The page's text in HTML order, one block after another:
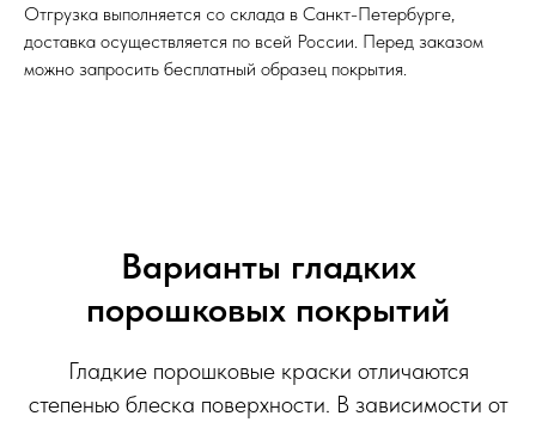
Отгрузка выполняется со склада в Санкт-Петербурге,
доставка осуществляется по всей России. Перед заказом
можно запросить бесплатный образец покрытия.
Варианты гладких
порошковых покрытий
Гладкие порошковые краски отличаются
степенью блеска поверхности. В зависимости от